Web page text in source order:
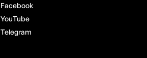
Facebook
YouTube
Telegram